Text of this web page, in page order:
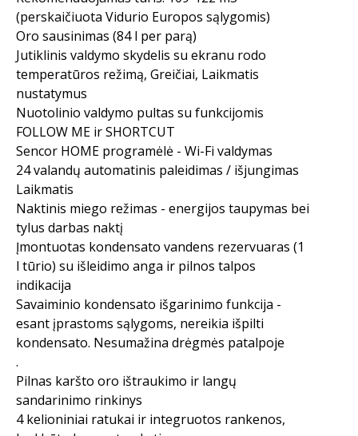
(perskaičiuota Vidurio Europos sąlygomis)
Oro sausinimas (84 l per parą)
Jutiklinis valdymo skydelis su ekranu rodo
temperatūros režimą, Greičiai, Laikmatis
nustatymus
Nuotolinio valdymo pultas su funkcijomis
FOLLOW ME ir SHORTCUT
Sencor HOME programėlė - Wi-Fi valdymas
24 valandų automatinis paleidimas / išjungimas
Laikmatis
Naktinis miego režimas - energijos taupymas bei
tylus darbas naktį
Įmontuotas kondensato vandens rezervuaras (1
l tūrio) su išleidimo anga ir pilnos talpos
indikacija
Savaiminio kondensato išgarinimo funkcija -
esant įprastoms sąlygoms, nereikia išpilti
kondensato. Nesumažina drėgmės patalpoje
.
Pilnas karšto oro ištraukimo ir langų
sandarinimo rinkinys
4 kelioniniai ratukai ir integruotos rankenos,